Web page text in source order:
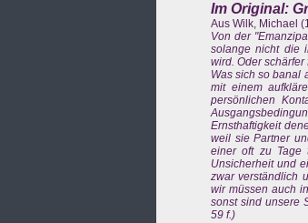
Im Original:
Aus Wilk, Michael
Von der
solange nicht die
wird. Oder
Was sich so banal
mit einem
persönlichen
Ernsthaftigkeit
weil sie Partner
einer oft zu Tage
Unsicherheit und
zwar verständlich
wir müssen auch
sonst sind unsere
59 f.)